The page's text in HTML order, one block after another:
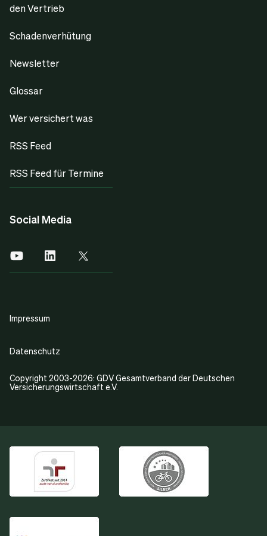
den Vertrieb
Schadenverhütung
Newsletter
Glossar
Wer versichert was
RSS Feed
RSS Feed für Termine
Social Media
Copyright 2003-2026: GDV Gesamtverband der Deutschen
Versicherungswirtschaft e.V.
Impressum
Datenschutz